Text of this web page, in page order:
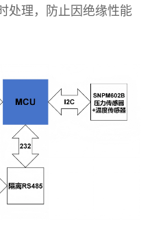
处理，防止因绝缘性能